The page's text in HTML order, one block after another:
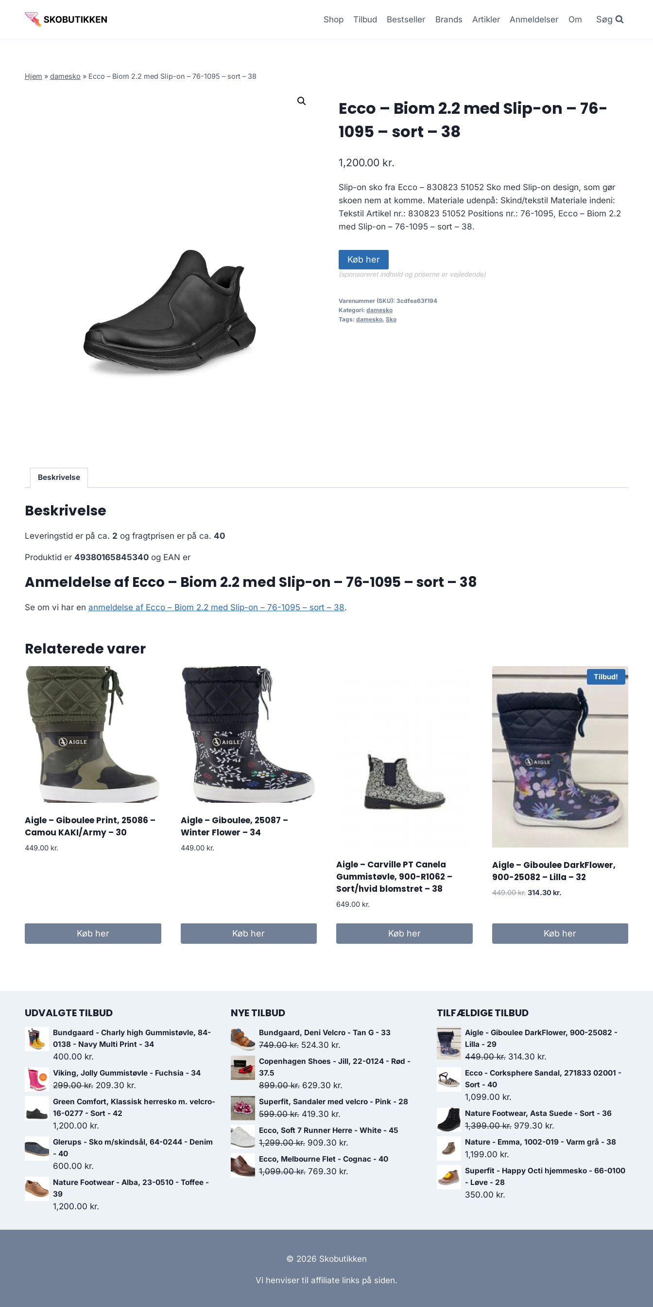
Shop Tilbud Bestseller Brands Artikler Anmeldelser Om Søg
Hjem » damesko » Ecco – Biom 2.2 med Slip-on – 76-1095 – sort – 38
Ecco – Biom 2.2 med Slip-on – 76-
1095 – sort – 38
1,200.00 kr.
Slip-on sko fra Ecco – 830823 51052 Sko med Slip-on design, som gør
skoen nem at komme. Materiale udenpå: Skind/tekstil Materiale indeni:
Tekstil Artikel nr.: 830823 51052 Positions nr.: 76-1095, Ecco – Biom 2.2
med Slip-on – 76-1095 – sort – 38.
Køb her
(sponsoreret indhold og priserne er vejledende)
Varenummer (SKU): 3cdfea63f194
Kategori: damesko
Tags: damesko, Sko
Beskrivelse
Beskrivelse
Leveringstid er på ca. 2 og fragtprisen er på ca. 40
Produktid er 49380165845340 og EAN er
Anmeldelse af Ecco – Biom 2.2 med Slip-on – 76-1095 – sort – 38
Se om vi har en anmeldelse af Ecco – Biom 2.2 med Slip-on – 76-1095 – sort – 38.
Relaterede varer
Aigle – Giboulee Print, 25086 –
Camou KAKI/Army – 30
449.00 kr.
Køb her
Aigle – Giboulee, 25087 –
Winter Flower – 34
449.00 kr.
Køb her
Aigle – Carville PT Canela
Gummistøvle, 900-R1062 –
Sort/hvid blomstret – 38
649.00 kr.
Køb her
Tilbud!
Aigle – Giboulee DarkFlower,
900-25082 – Lilla – 32
449.00kr. Den
var:
449.00 kr..
314.30 kr.Den
er:
314.30 kr..
Køb her
UDVALGTE TILBUD
Bundgaard - Charly high Gummistøvle, 84-
0138 - Navy Multi Print - 34
400.00 kr.
Viking, Jolly Gummistøvle - Fuchsia - 34
299.00kr. Den
oprindelige
pris
var:
299.00 kr..
209.30 kr.
aktuelle
209.30 kr..
Green Comfort, Klassisk herresko m. velcro-
16-0277 - Sort - 42
1,200.00 kr.
Glerups - Sko m/skindsål, 64-0244 - Denim
- 40
600.00 kr.
Nature Footwear - Alba, 23-0510 - Toffee -
39
1,200.00 kr.
NYE TILBUD
Bundgaard, Deni Velcro - Tan G - 33
749.00kr. Den
oprindelige
var:
749.00 kr..
524.30 kr.
aktuelle
er:
524.30 kr..
Copenhagen Shoes - Jill, 22-0124 - Rød -
37.5
899.00kr. Den
oprindelige
pris
899.00 kr..
629.30 kr.
aktuelle
Superfit, Sandaler med velcro - Pink - 28
599.00kr. Den
oprindelige
pris
599.00 kr..
419.30 kr.
aktuelle
pris
419.30 kr..
Ecco, Soft 7 Runner Herre - White - 45
1,299.00kr. Den
oprindelige
pris
909.30 kr.
aktuelle
Ecco, Melbourne Flet - Cognac - 40
1,099.00kr. Den
769.30 kr.
TILFÆLDIGE TILBUD
Aigle - Giboulee DarkFlower, 900-25082 -
Lilla - 29
449.00kr. Den
oprindelige
var:
449.00 kr..
314.30 kr.
aktuelle
314.30 kr..
Ecco - Corksphere Sandal, 271833 02001 -
Sort - 40
1,099.00 kr.
Nature Footwear, Asta Suede - Sort - 36
1,399.00kr. Den
oprindelige
1,399.00 kr..
979.30 kr.
aktuelle
Nature - Emma, 1002-019 - Varm grå - 38
1,199.00 kr.
Superfit - Happy Octi hjemmesko - 66-0100
- Løve - 28
350.00 kr.
© 2026 Skobutikken
Vi henviser til affiliate links på siden.